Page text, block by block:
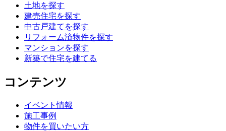
土地を探す
建売住宅を探す
中古戸建てを探す
リフォーム済物件を探す
マンションを探す
新築で住宅を建てる
コンテンツ
イベント情報
施工事例
物件を買いたい方